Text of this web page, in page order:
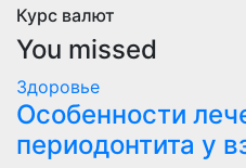
Курс валют
You missed
Здоровье
Особенности
периодонтита у